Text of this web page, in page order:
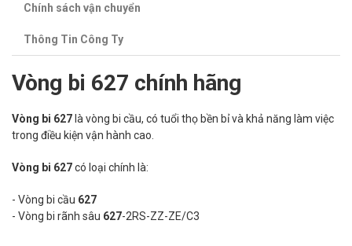
Chính sách vận chuyển
Thông Tin Công Ty
Vòng bi 627 chính hãng
Vòng bi 627 là vòng bi cầu, có tuổi thọ bền bỉ và khả năng làm việc
trong điều kiện vận hành cao.
Vòng bi 627có loại chính là:
- Vòng bi cầu 627
- Vòng bi rãnh sâu 627-2RS-ZZ-ZE/C3